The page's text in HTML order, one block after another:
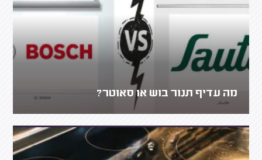
מה עדיף תנור בוש או סאוטר?